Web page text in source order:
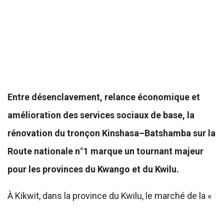
Entre désenclavement, relance économique et
amélioration des services sociaux de base, la
rénovation du tronçon Kinshasa–Batshamba sur la
Route nationale n°1 marque un tournant majeur
pour les provinces du Kwango et du Kwilu.
À Kikwit, dans la province du Kwilu, le marché de la «